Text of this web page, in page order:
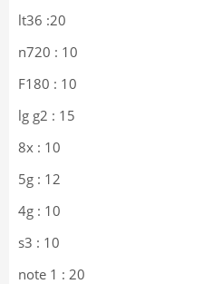
lt36 :20
n720 : 10
F180 : 10
lg g2 : 15
8x : 10
5g : 12
4g : 10
s3 : 10
note 1 : 20